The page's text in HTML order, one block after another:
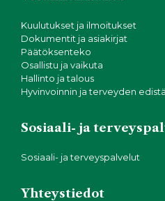
Kuulutukset ja ilmoitukset
Dokumentit ja asiakirjat
Päätöksenteko
Osallistu ja vaikuta
Hallinto ja talous
Hyvinvoinnin ja terveyden
Sosiaali- ja
Sosiaali- ja terveyspalvelut
Yhteystiedot